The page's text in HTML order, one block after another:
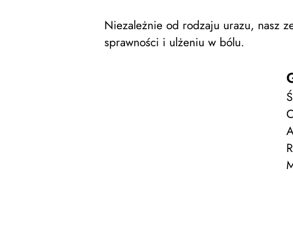
Niezależnie od rodzaju urazu, nasz
sprawności i ulżeniu w bólu.